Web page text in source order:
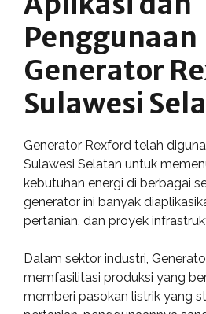
Penggunaan
Generator
Sulawesi
Generator Rexford telah
Sulawesi Selatan untuk
kebutuhan energi di berbagai
generator ini banyak
pertanian, dan proyek
Dalam sektor industri,
memfasilitasi produksi yang
memberi pasokan listrik yang